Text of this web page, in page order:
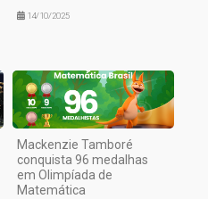
14/10/2025
Mackenzie Tamboré
conquista 96 medalhas
em Olimpíada de
Matemática